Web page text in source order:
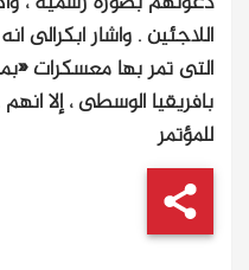
اللاجئين . واشار ابكرالى
التى تمر بها معسكرات
بافريقيا الوسطى ، إلا
للمؤتمر